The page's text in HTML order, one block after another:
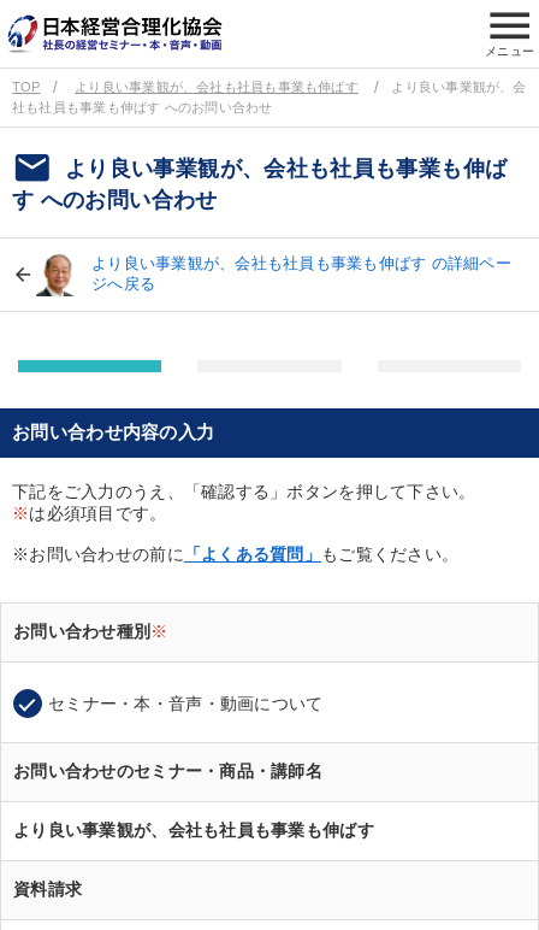
menu
メニュー
TOP より良い事業観が、会社も社員も事業も伸ばす
より良い事業観が、会
社も社員も事業も伸ばす へのお問い合わせ
email
より良い事業観が、会社も社員も事業も伸ば
す へのお問い合わせ
より良い事業観が、会社も社員も事業も伸ばす の詳細ペー
ジへ戻る
お問い合わせ内容の入力
下記をご入力のうえ、「確認する」ボタンを押して下さい。
※は必須項目です。
※お問い合わせの前に 「よくある質問」 もご覧ください。
お問い合わせ種別 ※
セミナー・本・音声・動画について
お問い合わせのセミナー・商品・講師名
より良い事業観が、会社も社員も事業も伸ばす
資料請求